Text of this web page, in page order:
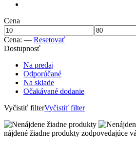
Cena
Cena: — Resetovať
Dostupnosť
Na predaj
Odporúčané
Na sklade
Očakávané dodanie
Vyčistiť filterVyčistiť filter
nájdené žiadne produkty zodpovedajúce